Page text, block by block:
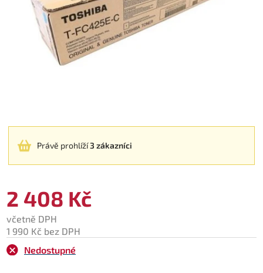
Právě prohlíží3 zákazníci
2 408 Kč
včetně DPH
1 990 Kč bez DPH
Nedostupné